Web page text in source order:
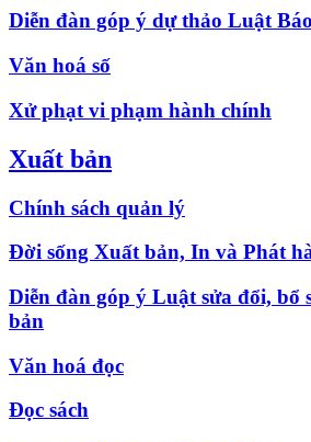
Diễn đàn góp ý dự thảo Luật
Văn hoá số
Xử phạt vi phạm hành chính
Xuất bản
Chính sách quản lý
Đời sống Xuất bản, In và Phát
Diễn đàn góp ý Luật sửa đổi, bổ
bản
Văn hoá đọc
Đọc sách